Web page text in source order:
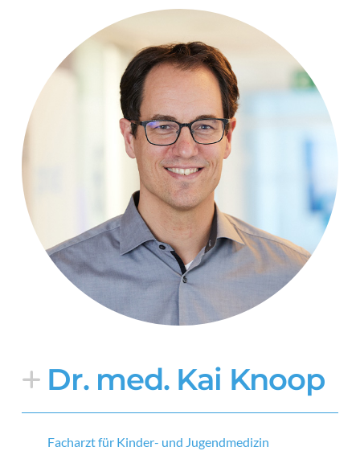
Dr. med. ­Kai Knoop
Facharzt für Kinder- und Jugendmedizin